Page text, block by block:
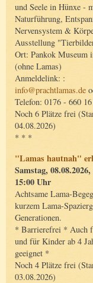
und Seele in Hünxe -
Naturführung,
Nervensystem &
Ausstellung
Ort: Pankok Museum
(ohne Lamas)
Anmeldelink: :
info@prachtlamas.de
Telefon: 0176 - 660
Noch 6 Plätze frei
04.08.2026)
* * *
"Lamas hautnah"
Samstag,
15:00 Uhr
Achtsame Lama-
kurzem Lama-
Generationen.
* Barrierefrei * Auch
und für Kinder ab 4
geeignet *
Noch 4 Plätze frei
03.08.2026)